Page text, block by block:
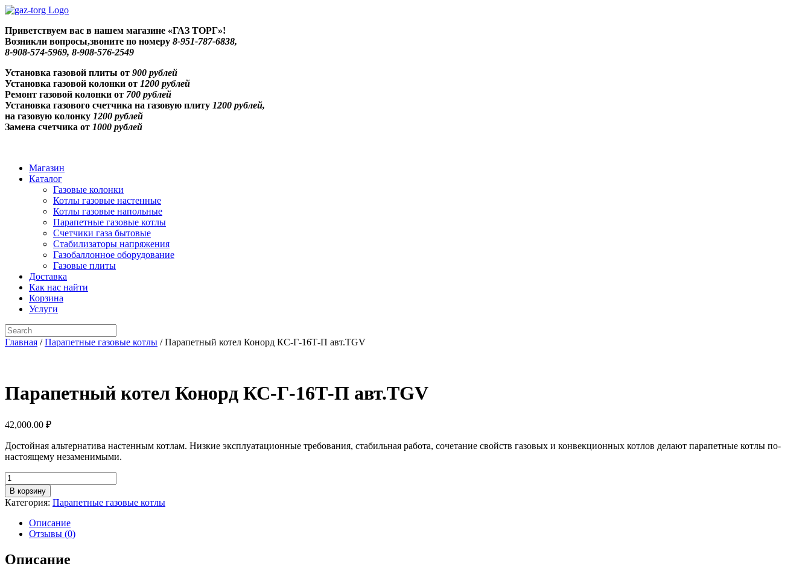
Skip
content
Приветствуем вас в нашем магазине «ГАЗ ТОРГ»!
Возникли вопросы,звоните по номеру 8-951-787-6838,
8-908-574-5969, 8-908-576-2549
Установка газовой плиты от 900 рублей
Установка газовой колонки от 1200 рублей
Ремонт газовой колонки от 700 рублей
Установка газового счетчика на газовую плиту 1200 рублей,
на газовую колонку 1200 рублей
Замена счетчика от 1000 рублей
Магазин
Каталог
Газовые колонки
Котлы газовые настенные
Котлы газовые напольные
Парапетные газовые котлы
Счетчики газа бытовые
Стабилизаторы напряжения
Газобаллонное оборудование
Газовые плиты
Доставка
Как нас найти
Корзина
Услуги
Search
for:
Главная /Парапетные газовые котлы / Парапетный котел Конорд КС-Г-16Т-П авт.TGV
Парапетный котел Конорд КС-Г-16Т-П авт.TGV
42,000.00 ₽
Достойная альтернатива настенным котлам. Низкие эксплуатационные требования, стабильная работа, сочетание свойств газовых и конвекционных котлов делают парапетные котлы по-
настоящему незаменимыми.
Количество
товара
Парапетный
котел
Конорд
КС-
Г-16Т-
П
авт.TGV
В корзину
Категория: Парапетные газовые котлы
Описание
Отзывы (0)
Описание